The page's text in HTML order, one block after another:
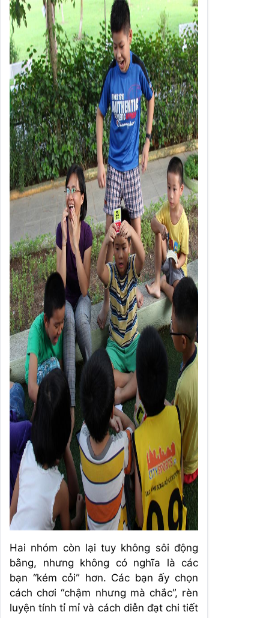
Hai nhóm còn lại tuy không sôi động
bằng, nhưng không có nghĩa là các
bạn “kém cỏi” hơn. Các bạn ấy chọn
cách chơi “chậm nhưng mà chắc”, rèn
luyện tính tỉ mỉ và cách diễn đạt chi tiết